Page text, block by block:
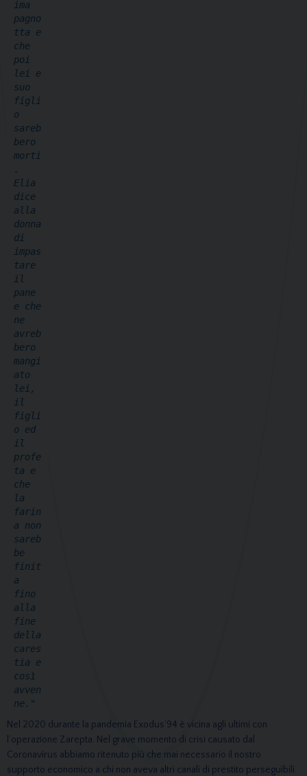
ima
pagno
tta e
che
poi
lei e
suo
figli
o
sareb
bero
morti
.
Elia
dice
alla
donna
di
impas
tare
il
pane
e che
ne
avreb
bero
mangi
ato
lei,
il
figli
o ed
il
profe
ta e
che
la
farin
a non
sareb
be
finit
a
fino
alla
fine
della
cares
tia e
così
avven
ne."
Nel 2020 durante la pandemia Exodus’94 è vicina agli ultimi con
l’operazione Zarepta. Nel grave momento di crisi causato dal
Coronavirus abbiamo ritenuto più che mai necessario il nostro
supporto economico a chi non aveva altri canali di prestito perseguibili.